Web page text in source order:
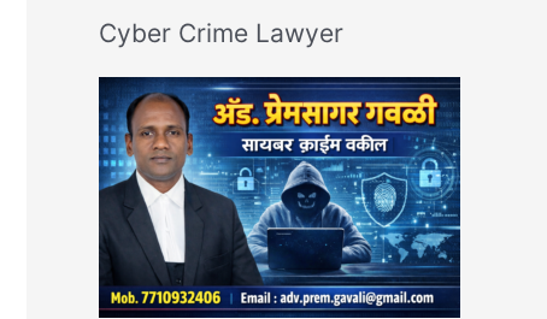
Cyber Crime Lawyer